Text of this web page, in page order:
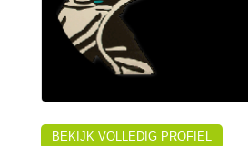
BEKIJK VOLLEDIG PROFIEL